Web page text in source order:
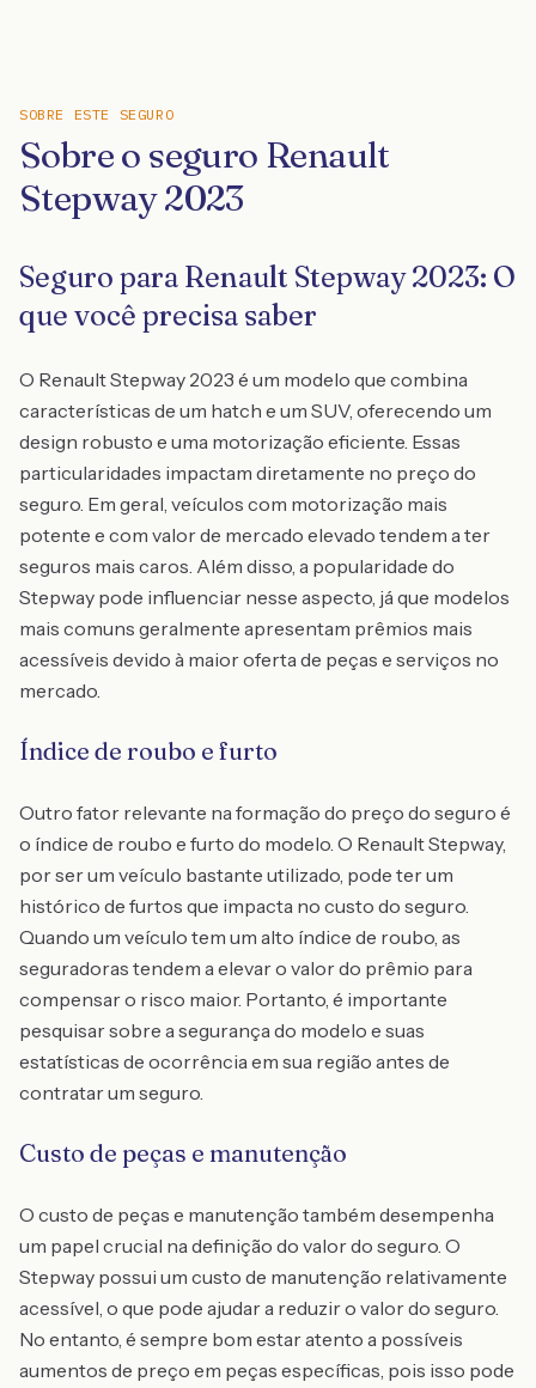
SOBRE ESTE SEGURO
Sobre o seguro Renault
Stepway 2023
Seguro para Renault Stepway 2023: O
que você precisa saber
O Renault Stepway 2023 é um modelo que combina
características de um hatch e um SUV, oferecendo um
design robusto e uma motorização eficiente. Essas
particularidades impactam diretamente no preço do
seguro. Em geral, veículos com motorização mais
potente e com valor de mercado elevado tendem a ter
seguros mais caros. Além disso, a popularidade do
Stepway pode influenciar nesse aspecto, já que modelos
mais comuns geralmente apresentam prêmios mais
acessíveis devido à maior oferta de peças e serviços no
mercado.
Índice de roubo e furto
Outro fator relevante na formação do preço do seguro é
o índice de roubo e furto do modelo. O Renault Stepway,
por ser um veículo bastante utilizado, pode ter um
histórico de furtos que impacta no custo do seguro.
Quando um veículo tem um alto índice de roubo, as
seguradoras tendem a elevar o valor do prêmio para
compensar o risco maior. Portanto, é importante
pesquisar sobre a segurança do modelo e suas
estatísticas de ocorrência em sua região antes de
contratar um seguro.
Custo de peças e manutenção
O custo de peças e manutenção também desempenha
um papel crucial na definição do valor do seguro. O
Stepway possui um custo de manutenção relativamente
acessível, o que pode ajudar a reduzir o valor do seguro.
No entanto, é sempre bom estar atento a possíveis
aumentos de preço em peças específicas, pois isso pode